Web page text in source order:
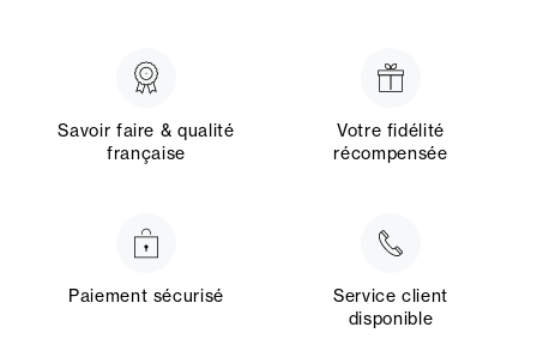
Savoir faire & qualité
française
Votre fidélité
récompensée
Paiement sécurisé
Service client
disponible